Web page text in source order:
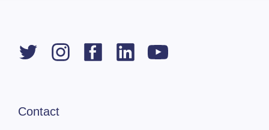
Contact